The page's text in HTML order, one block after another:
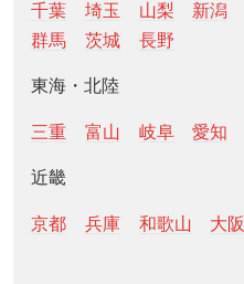
千葉 埼玉 山梨 新潟
群馬
茨城 長野
東海・北陸
三重 富山 岐阜 愛知
近畿
京都 兵庫 和歌山 大阪